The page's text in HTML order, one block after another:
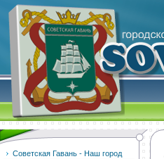
Советская Гавань - Наш город